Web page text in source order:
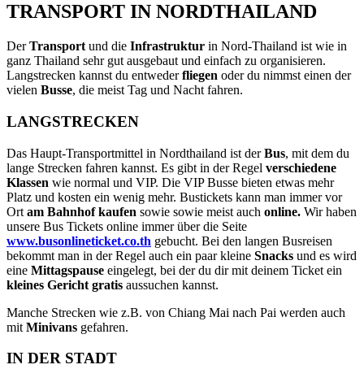
TRANSPORT IN NORDTHAILAND
DerTransport und die Infrastruktur in Nord-Thailand ist wie in
ganz Thailand sehr gut ausgebaut und einfach zu organisieren.
Langstrecken kannst du entwederfliegen oder du nimmst einen der
vielen Busse, die meist Tag und Nacht fahren.
LANGSTRECKEN
Das Haupt-Transportmittel in Nordthailand ist derBus, mit dem du
lange Strecken fahren kannst. Es gibt in der Regel verschiedene
Klassen wie normal und VIP. Die VIP Busse bieten etwas mehr
Platz und kosten ein wenig mehr. Bustickets kann man immer vor
Ort am Bahnhof kaufen sowie sowie meist auch online. Wir haben
unsere Bus Tickets online immer über die Seite
www.busonlineticket.co.th gebucht. Bei den langen Busreisen
bekommt man in der Regel auch ein paar kleine Snacks und es wird
eine Mittagspause eingelegt, bei der du dir mit deinem Ticket ein
kleines Gericht gratis aussuchen kannst.
Manche Strecken wie z.B. von Chiang Mai nach Pai werden auch
mit Minivans gefahren.
IN DER STADT